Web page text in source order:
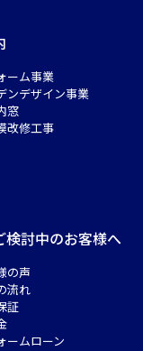
ーム事業
ンデザイン事業
窓
改修工事
検討中のお客様へ
の声
流れ
証
ームローン